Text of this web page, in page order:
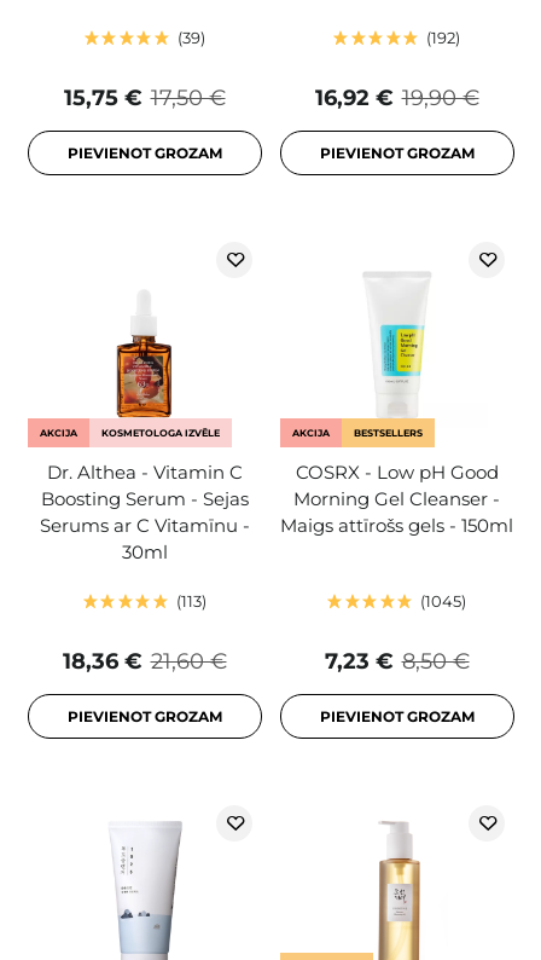
39
17,50 €
15,75 €
PIEVIENOT GROZAM
192
19,90 €
16,92 €
PIEVIENOT GROZAM
AKCIJA KOSMETOLOGA IZVĒLE
Dr. Althea - Vitamin C
Boosting Serum - Sejas
Serums ar C Vitamīnu -
30ml
113
21,60 €
18,36 €
PIEVIENOT GROZAM
AKCIJA BESTSELLERS
COSRX - Low pH Good
Morning Gel Cleanser -
Maigs attīrošs gels - 150ml
1045
8,50 €
7,23 €
PIEVIENOT GROZAM